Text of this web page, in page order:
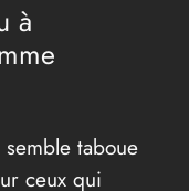
à
taboue
ceux qui